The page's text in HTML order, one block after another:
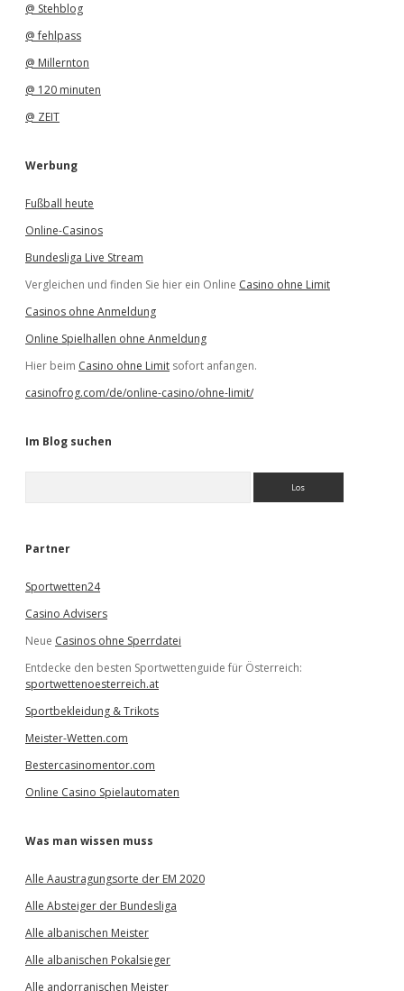
@ Stehblog
@ fehlpass
@ Millernton
@ 120 minuten
@ ZEIT
Werbung
Fußball heute
Online-Casinos
Bundesliga Live Stream
Vergleichen und finden Sie hier ein Online Casino ohne Limit
Casinos ohne Anmeldung
Online Spielhallen ohne Anmeldung
Hier beim Casino ohne Limit sofort anfangen.
casinofrog.com/de/online-casino/ohne-limit/
Im Blog suchen
e
Partner
Sportwetten24
Casino Advisers
Neue Casinos ohne Sperrdatei
Entdecke den besten Sportwettenguide für Österreich:
sportwettenoesterreich.at
Sportbekleidung & Trikots
Meister-Wetten.com
Bestercasinomentor.com
Online Casino Spielautomaten
Was man wissen muss
Alle Aaustragungsorte der EM 2020
Alle Absteiger der Bundesliga
Alle albanischen Meister
Alle albanischen Pokalsieger
Alle andorranischen Meister